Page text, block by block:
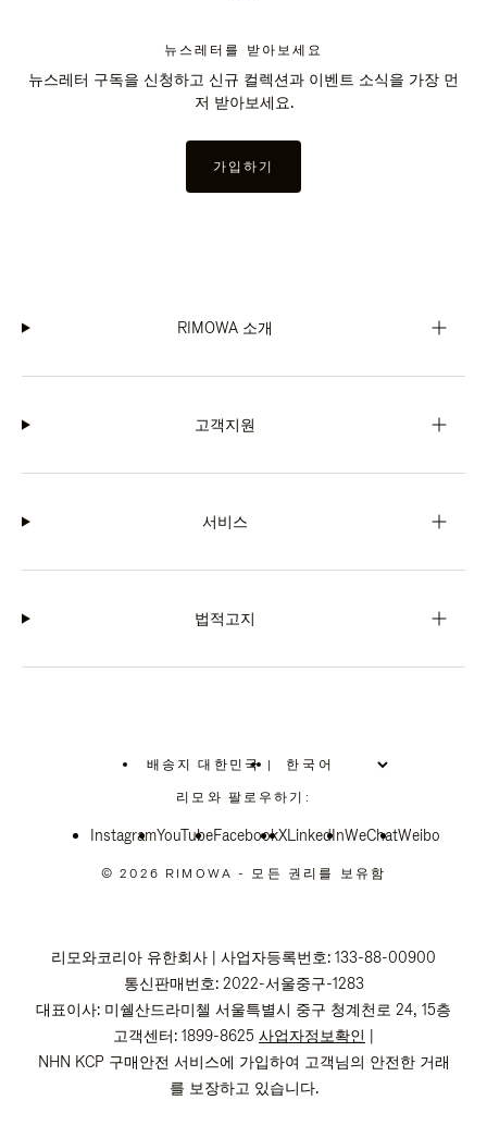
뉴스레터를 받아보세요
뉴스레터 구독을 신청하고 신규 컬렉션과 이벤트 소식을 가장 먼
저 받아보세요.
가입하기
RIMOWA 소개
고객지원
서비스
법적고지
배송지 대한민국
위
치
선
십
|
리모와 팔로우하기:
InstagramYouTubeFacebookXLinkedInWeChatWeibo
© 2026 RIMOWA - 모든 권리를 보유함
리모와코리아 유한회사 | 사업자등록번호: 133-88-00900
통신판매번호: 2022-서울중구-1283
대표이사: 미쉘산드라미첼 서울특별시 중구 청계천로 24, 15층
고객센터: 1899-8625 사업자정보확인 |
NHN KCP 구매안전 서비스에 가입하여 고객님의 안전한 거래
를 보장하고 있습니다.